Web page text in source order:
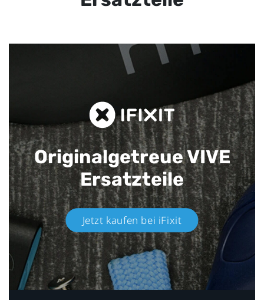
Originalgetreue VIVE
Ersatzteile
Jetzt kaufen bei iFixit​